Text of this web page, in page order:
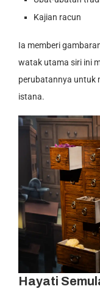
Kajian racun
Ia memberi
watak utama siri ini
perubatannya untuk
istana.
Hayati